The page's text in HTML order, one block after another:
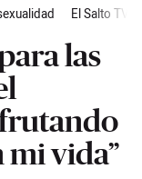
El Salto TV
las
vida”